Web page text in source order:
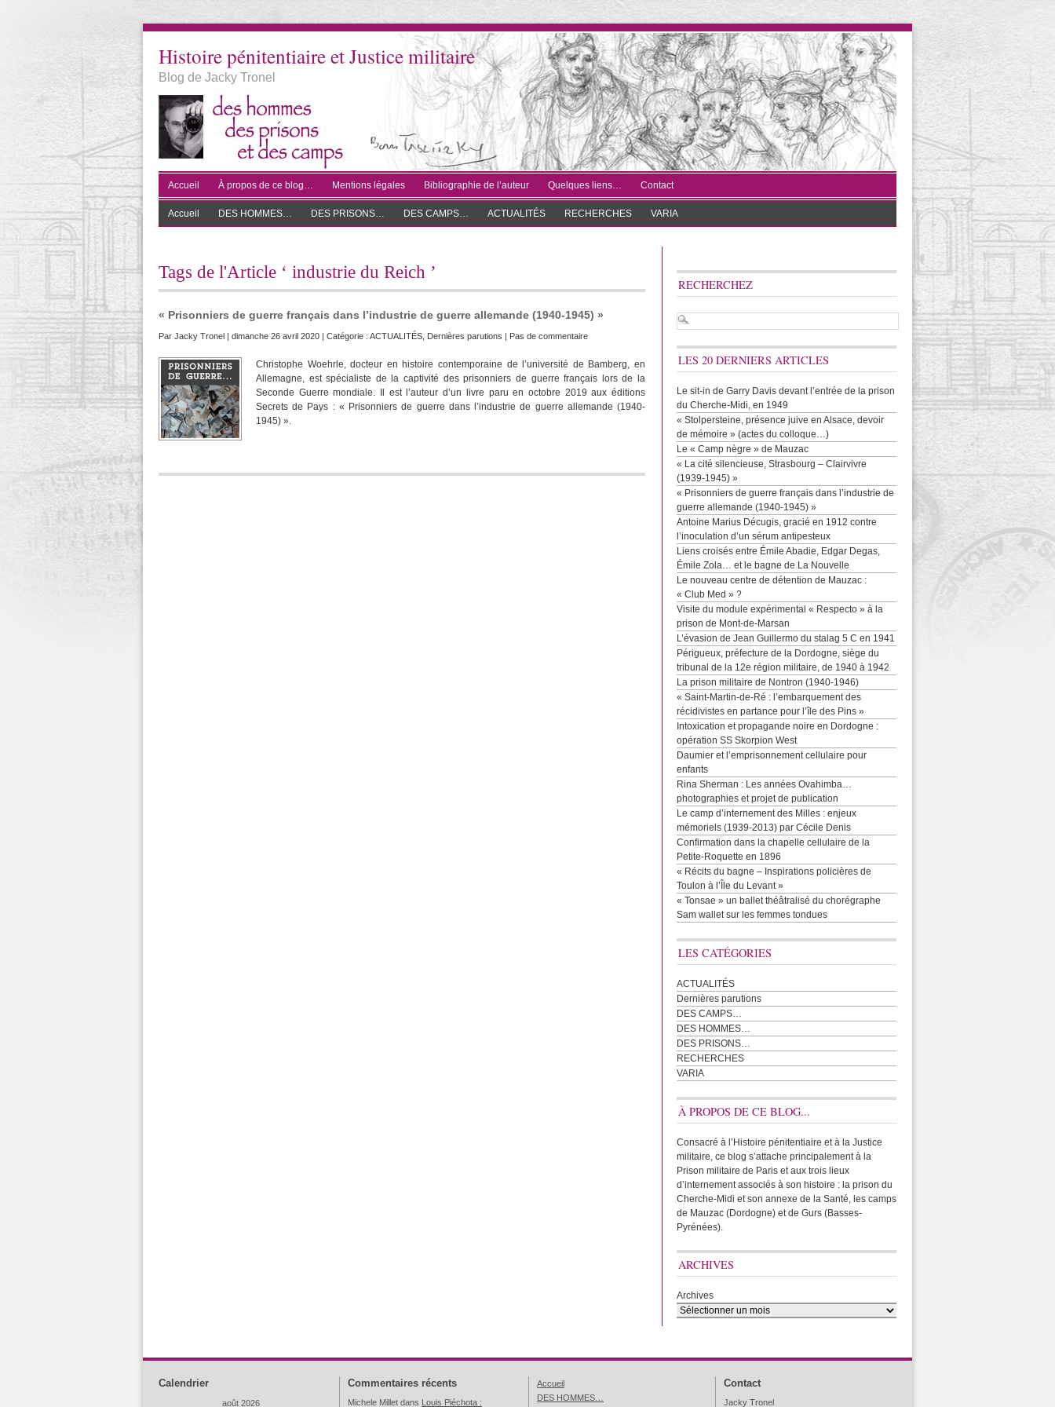
Histoire pénitentiaire et Justice militaire
Blog de Jacky Tronel
Accueil À propos de ce blog… Mentions légales Bibliographie de l’auteur Quelques liens… Contact
Accueil DES HOMMES… DES PRISONS… DES CAMPS… ACTUALITÉS RECHERCHES VARIA
Tags de l'Article ‘ industrie du Reich ’
« Prisonniers de guerre français dans l’industrie de guerre allemande (1940-1945) »
Par Jacky Tronel | dimanche 26 avril 2020 | Catégorie : ACTUALITÉS Dernières parutions | Pas de commentaire
Christophe Woehrle, docteur en histoire contemporaine de l’université de Bamberg, en
Allemagne, est spécialiste de la captivité des prisonniers de guerre français lors de la
Seconde Guerre mondiale. Il est l’auteur d’un livre paru en octobre 2019 aux éditions
Secrets de Pays : « Prisonniers de guerre dans l’industrie de guerre allemande (1940-
1945) ».
RECHERCHEZ
LES 20 DERNIERS ARTICLES
Le sit-in de Garry Davis devant l’entrée de la prison
du Cherche-Midi, en 1949
« Stolpersteine, présence juive en Alsace, devoir
de mémoire » (actes du colloque…)
Le « Camp nègre » de Mauzac
« La cité silencieuse, Strasbourg – Clairvivre
(1939-1945) »
« Prisonniers de guerre français dans l’industrie de
guerre allemande (1940-1945) »
Antoine Marius Décugis, gracié en 1912 contre
l’inoculation d’un sérum antipesteux
Liens croisés entre Émile Abadie, Edgar Degas,
Émile Zola… et le bagne de La Nouvelle
Le nouveau centre de détention de Mauzac :
« Club Med » ?
Visite du module expérimental « Respecto » à la
prison de Mont-de-Marsan
L’évasion de Jean Guillermo du stalag 5 C en 1941
Périgueux, préfecture de la Dordogne, siège du
tribunal de la 12e région militaire, de 1940 à 1942
La prison militaire de Nontron (1940-1946)
« Saint-Martin-de-Ré : l’embarquement des
récidivistes en partance pour l’île des Pins »
Intoxication et propagande noire en Dordogne :
opération SS Skorpion West
Daumier et l’emprisonnement cellulaire pour
enfants
Rina Sherman : Les années Ovahimba…
photographies et projet de publication
Le camp d’internement des Milles : enjeux
mémoriels (1939-2013) par Cécile Denis
Confirmation dans la chapelle cellulaire de la
Petite-Roquette en 1896
« Récits du bagne – Inspirations policières de
Toulon à l’Île du Levant »
« Tonsae » un ballet théâtralisé du chorégraphe
Sam wallet sur les femmes tondues
LES CATÉGORIES
ACTUALITÉS
Dernières parutions
DES CAMPS…
DES HOMMES…
DES PRISONS…
RECHERCHES
VARIA
À PROPOS DE CE BLOG...
Consacré à l’Histoire pénitentiaire et à la Justice
militaire, ce blog s’attache principalement à la
Prison militaire de Paris et aux trois lieux
d’internement associés à son histoire : la prison du
Cherche-Midi et son annexe de la Santé, les camps
de Mauzac (Dordogne) et de Gurs (Basses-
Pyrénées).
ARCHIVES
Archives
Calendrier
août 2026
Commentaires récents
Michele Millet dans Louis Piéchota :
Accueil
DES HOMMES…
Contact
Jacky Tronel